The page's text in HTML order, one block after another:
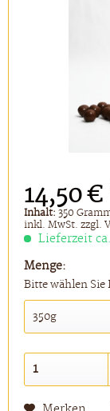
14,50
Inhalt:350
inkl. MwSt.zzgl.
Lieferzeit
Menge:
Bitte wählen Sie